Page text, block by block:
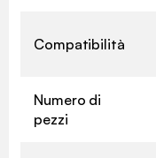
Compatibilità
Numero di
pezzi